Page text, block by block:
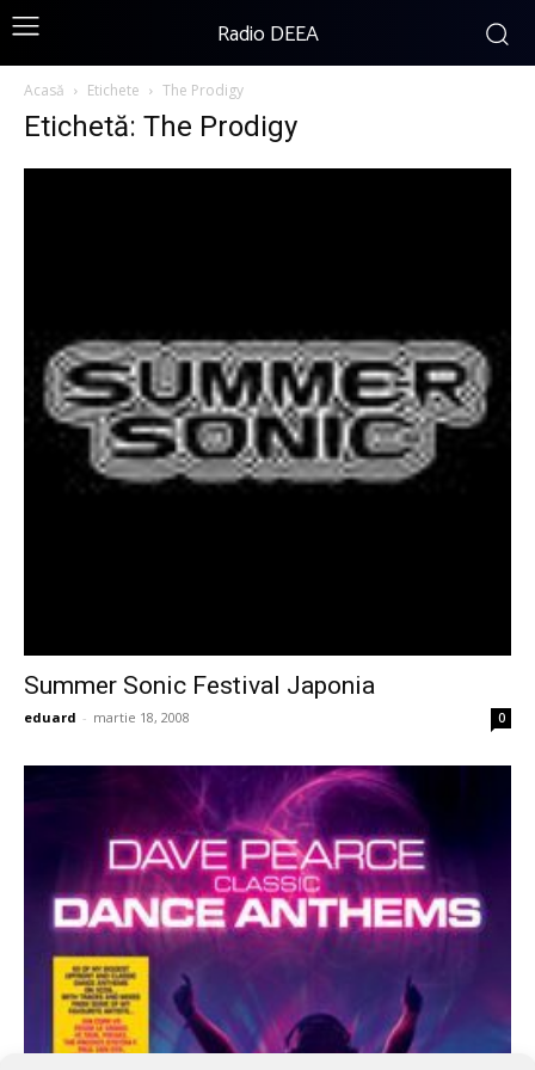
Radio DEEA
Acasă Etichete The Prodigy
Etichetă: The Prodigy
Summer Sonic Festival Japonia
eduard - martie 18, 2008 0